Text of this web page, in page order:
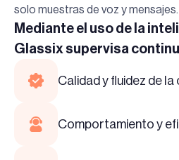
solo muestras de voz y mensajes.
Mediante el uso de la
Glassix supervisa
Calidad y fluidez de
Comportamiento y